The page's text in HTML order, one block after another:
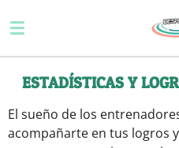
al
contenido
ESTADÍSTICAS Y
El sueño de los
acompañarte en tus logros